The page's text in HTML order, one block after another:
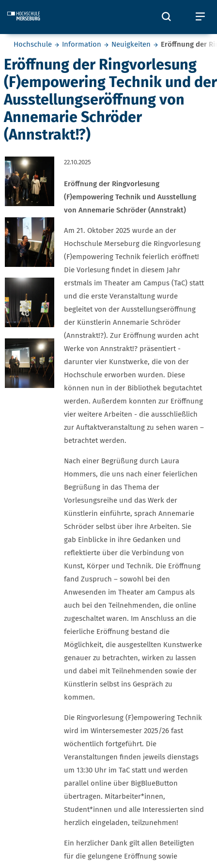
Öffnet
Sie befinden sich hier:
Hochschule Information Neuigkeiten Eröffnung der
Eröffnung der Ringvorlesung
(F)empowering Technik und der
Ausstellungseröffnung von
Annemarie Schröder
(Annstrakt!?)
22.10.2025
Eröffnung der Ringvorlesung
(F)empowering Technik und Ausstellung
von Annemarie Schröder (Annstrakt)
Am 21. Oktober 2025 wurde an der
Hochschule Merseburg die Ringvorlesung
(F)empowering Technik feierlich eröffnet!
Die Vorlesung findet in diesem Jahr
erstmals im Theater am Campus (TaC) statt
und die erste Veranstaltung wurde
begleitet von der Ausstellungseröffnung
der Künstlerin Annemarie Schröder
(Annstrakt!?). Zur Eröffnung wurden acht
Werke von Annstrakt!? präsentiert -
darunter vier Kunstwerke, die von der
Hochschule erworben wurden. Diese
können nun in der Bibliothek begutachtet
werden. Außerdem konnten zur Eröffnung
vier weitere Arbeiten - die ausschließlich
zur Auftaktveranstaltung zu sehen waren –
betrachtet werden.
Nach einer Begrüßung durch Laura
Hommers, die uns nach einer feierlichen
Begrüßung in das Thema der
Vorlesungsreihe und das Werk der
Künstlerin einführte, sprach Annemarie
Schröder selbst über ihre Arbeiten. Sie
gab Einblicke in ihre Gedanken und
reflektierte über die Verbindung von
Kunst, Körper und Technik. Die Eröffnung
fand Zuspruch – sowohl bei den
Anwesenden im Theater am Campus als
auch bei den Teilnehmenden, die online
zugeschaltet waren. Im Anschluss an die
feierliche Eröffnung bestand die
Möglichkeit, die ausgestellten Kunstwerke
genauer zu betrachten, wirken zu lassen
und dabei mit Teilnehmenden sowie der
Künstlerin selbst ins Gespräch zu
kommen.
Die Ringvorlesung (F)empowering Technik
wird im Wintersemester 2025/26 fast
wöchentlich fortgeführt. Die
Veranstaltungen finden jeweils dienstags
um 13:30 Uhr im TaC statt und werden
parallel online über BigBlueButton
übertragen. Mitarbeiter*innen,
Student*innen und alle Interessierten sind
herzlich eingeladen, teilzunehmen!
Ein herzlicher Dank gilt allen Beteiligten
für die gelungene Eröffnung sowie